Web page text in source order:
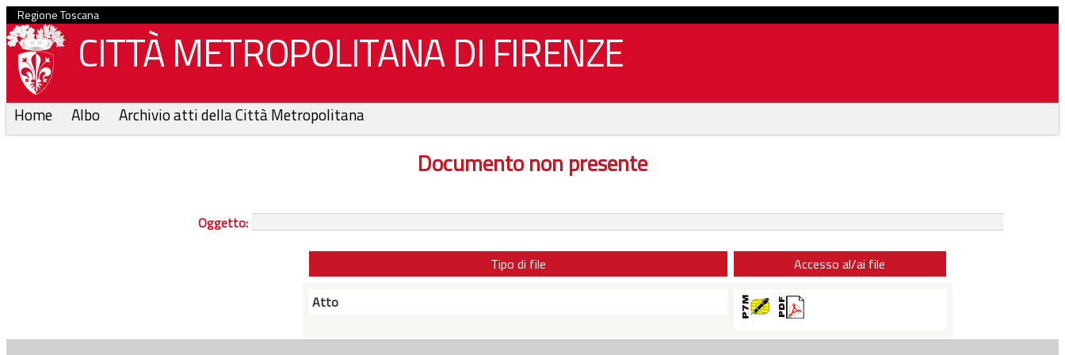
Regione Toscana
CITTÀ METROPOLITANA DI FIRENZE
Home Albo Archivio atti della Città Metropolitana
Documento non presente
Oggetto:
Tipo di file
Accesso al/ai file
Atto